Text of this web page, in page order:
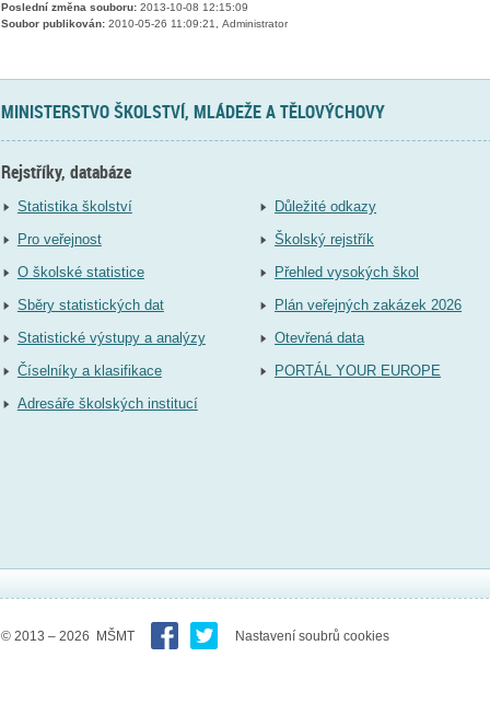
Poslední změna souboru:2013-10-08 12:15:09
Soubor publikován:2010-05-26 11:09:21, Administrator
MINISTERSTVO ŠKOLSTVÍ, MLÁDEŽE A TĚLOVÝCHOVY
Rejstříky, databáze
Statistika školství
Pro veřejnost
O školské statistice
Sběry statistických dat
Statistické výstupy a analýzy
Číselníky a klasifikace
Adresáře školských institucí
Důležité odkazy
Školský rejstřík
Přehled vysokých škol
Plán veřejných zakázek 2026
Otevřená data
PORTÁL YOUR EUROPE
© 2013 – 2026 MŠMT Nastavení soubrů cookies